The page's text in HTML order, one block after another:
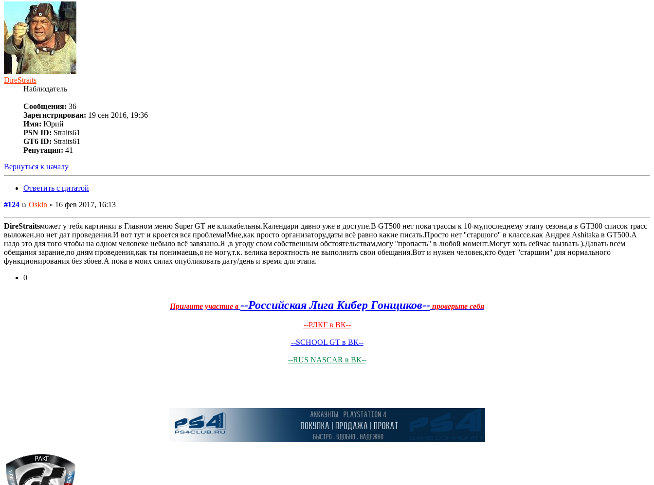
DireStraits
Наблюдатель
Сообщения: 36
Зарегистрирован: 19 сен 2016, 19:36
Имя: Юрий
PSN ID: Straits61
GT6 ID: Straits61
Репутация: 41
Вернуться к началу
Ответить с цитатой
#124
Oskin » 16 фев 2017, 16:13
DireStraitsможет у тебя картинки в Главном меню Super GT не кликабельны.Календари давно уже в доступе.В GT500 нет пока трассы к 10-му,последнему этапу сезона,а в GT300 список трасс
выложен,но нет дат проведения.И вот тут и кроется вся проблема!Мне,как просто организатору,даты всё равно какие писать.Просто нет ''старшого'' в классе,как Андрея Ashitaka в GT500.А
надо это для того чтобы на одном человеке небыло всё завязано.Я ,в угоду свом собственным обстоятельствам,могу ''пропасть'' в любой момент.Могут хоть сейчас вызвать ).Давать всем
обещания зарание,по дням проведения,как ты понимаешь,я не могу,т.к. велика вероятность не выполнить свои обещания.Вот и нужен человек,кто будет ''старшим'' для нормального
функционирования без збоев.А пока в моих силах опубликовать дату/день и время для этапа.
0
Примите участие в --Российская Лига Кибер Гонщиков-- проверьте себя
--РЛКГ в ВК--
--SCHOOL GT в ВК--
--RUS NASCAR в ВК--